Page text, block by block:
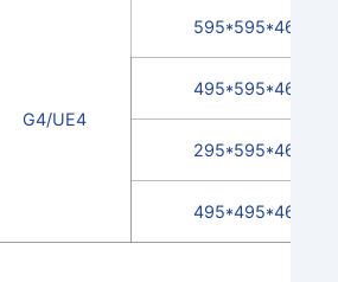
G4/UE4
595*595*46
495*595*46
295*595*46
495*495*46